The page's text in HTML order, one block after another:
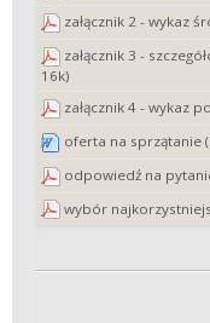
załącznik 2 - wykaz
załącznik 3 -
16k)
załącznik 4 - wykaz
oferta na sprzątanie
odpowiedź na
wybór